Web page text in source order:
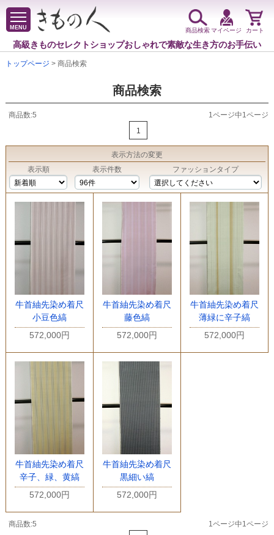
MENU
高級きものセレクトショップおしゃれで素敵な生き方のお手伝い
商品検索マイページ カート
トップページ > 商品検索
商品検索
商品数:5
1ページ中1ページ
1
表示方法の変更
表示順
表示件数 ファッションタイプ
牛首紬先染め着尺
小豆色縞
572,000円
牛首紬先染め着尺
藤色縞
572,000円
牛首紬先染め着尺
薄緑に辛子縞
572,000円
牛首紬先染め着尺
辛子、緑、黄縞
572,000円
牛首紬先染め着尺
黒細い縞
572,000円
商品数:5
1ページ中1ページ